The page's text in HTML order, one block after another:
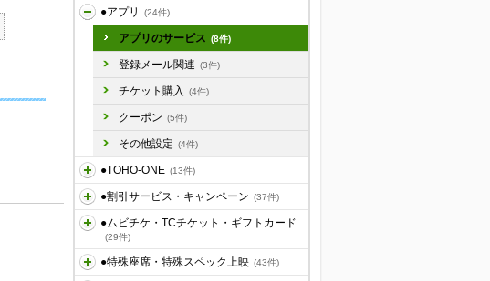
●アプリ (24件)
アプリのサービス (8件)
登録メール関連 (3件)
チケット購入 (4件)
クーポン (5件)
その他設定 (4件)
●TOHO-ONE (13件)
●割引サービス・キャンペーン (37件)
●ムビチケ・TCチケット・ギフトカード
(29件)
●特殊座席・特殊スペック上映 (43件)